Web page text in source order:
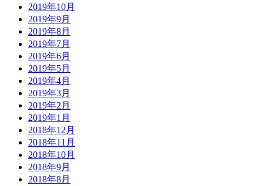
2019年10月
2019年9月
2019年8月
2019年7月
2019年6月
2019年5月
2019年4月
2019年3月
2019年2月
2019年1月
2018年12月
2018年11月
2018年10月
2018年9月
2018年8月